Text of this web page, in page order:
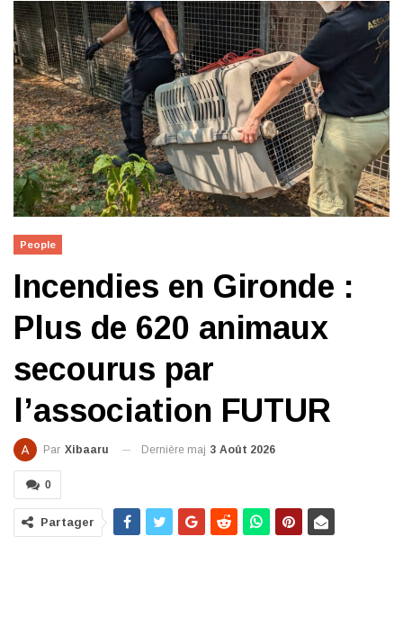
People
Incendies en Gironde :
Plus de 620 animaux
secourus par
l’association FUTUR
Par Xibaaru Dernière maj 3 Août 2026
0
Partager